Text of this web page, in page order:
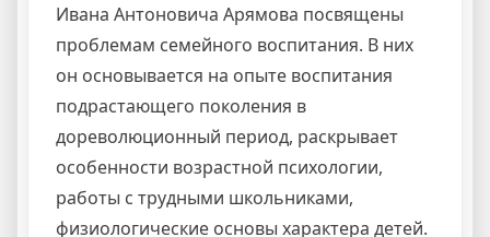
Ивана Антоновича Арямова посвящены
проблемам семейного воспитания. В них
он основывается на опыте воспитания
подрастающего поколения в
дореволюционный период, раскрывает
особенности возрастной психологии,
работы с трудными школьниками,
физиологические основы характера детей.